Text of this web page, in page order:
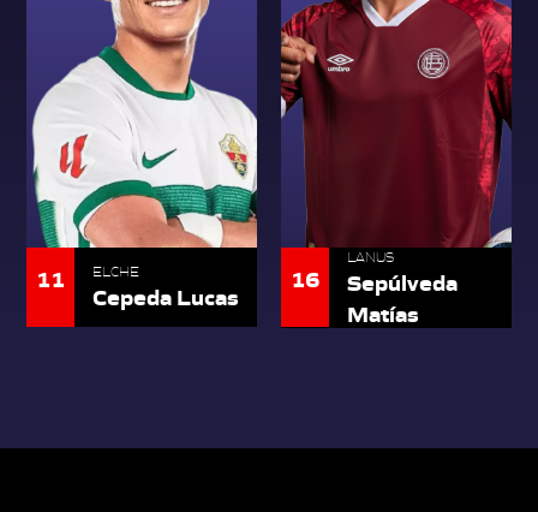
11 ELCHE
Cepeda Lucas
16
LANUS
Sepúlveda
Matías